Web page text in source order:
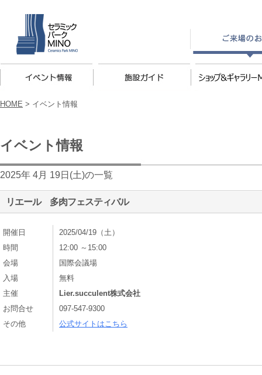
HOME > イベント情報
イベント情報
2025年 4月 19日(土)の一覧
リエール 多肉フェスティバル
開催日
2025/04/19（土）
時間
12:00 ～15:00
会場
国際会議場
入場
無料
主催
Lier.succulent株式会社
お問合せ
097-547-9300
その他
公式サイトはこちら